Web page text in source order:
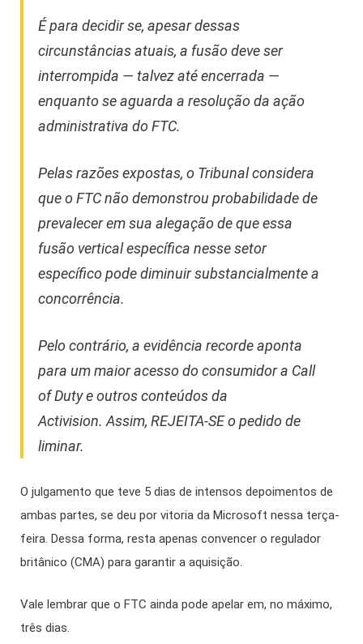
É para decidir se, apesar dessas
circunstâncias atuais, a fusão deve ser
interrompida — talvez até encerrada —
enquanto se aguarda a resolução da ação
administrativa do FTC.
Pelas razões expostas, o Tribunal considera
que o FTC não demonstrou probabilidade de
prevalecer em sua alegação de que essa
fusão vertical específica nesse setor
específico pode diminuir substancialmente a
concorrência.
Pelo contrário, a evidência recorde aponta
para um maior acesso do consumidor a Call
of Duty e outros conteúdos da
Activision. Assim, REJEITA-SE o pedido de
liminar.
O julgamento que teve 5 dias de intensos depoimentos de
ambas partes, se deu por vitoria da Microsoft nessa terça-
feira. Dessa forma, resta apenas convencer o regulador
britânico (CMA) para garantir a aquisição.
Vale lembrar que o FTC ainda pode apelar em, no máximo,
três dias.